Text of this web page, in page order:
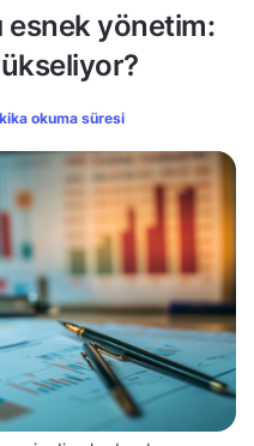
esnek yönetim:
okuma süresi